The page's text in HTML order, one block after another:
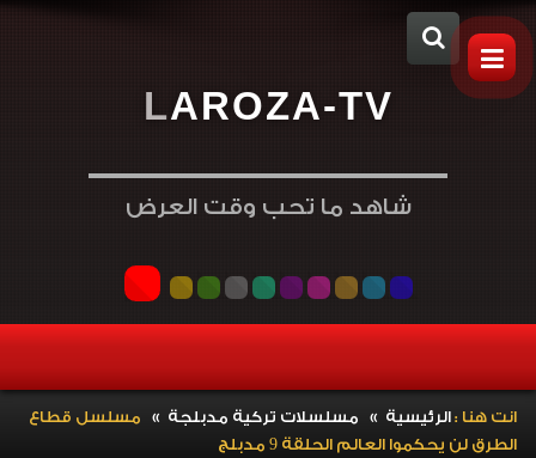
LAROZA-TV
شاهد ما تحب وقت العرض
انت هنا :الرئيسية » مسلسلات تركية مدبلجة » مسلسل قطاع
الطرق لن يحكموا العالم الحلقة 9 مدبلج